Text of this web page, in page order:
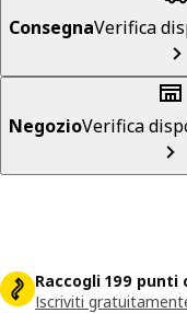
ConsegnaVerifica
NegozioVerifica
Raccogli 199 punti
Iscriviti